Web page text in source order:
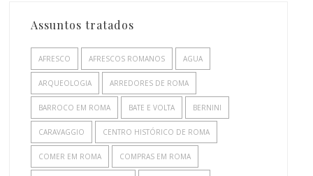
Assuntos tratados
AFRESCO AFRESCOS ROMANOS AGUA
ARQUEOLOGIA ARREDORES DE ROMA
BARROCO EM ROMA BATE E VOLTA BERNINI
CARAVAGGIO CENTRO HISTÓRICO DE ROMA
COMER EM ROMA COMPRAS EM ROMA